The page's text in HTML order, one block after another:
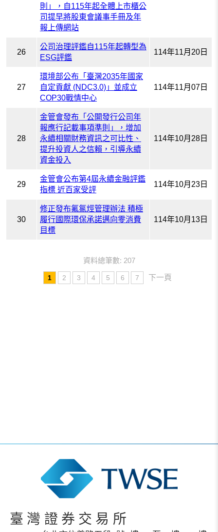
則」，自115年起全體上市櫃公
司提早將股東會議事手冊及年
報上傳網站
26
公司治理評鑑自115年起轉型為
ESG評鑑
114年11月20日
27
環境部公布「臺灣2035年國家
自定貢獻 (NDC3.0)」並成立
COP30戰情中心
114年11月07日
28
金管會發布「公開發行公司年
報應行記載事項準則」，增加
永續相關財務資訊之可比性、
提升投資人之信賴，引導永續
資金投入
114年10月28日
29
金管會公布第4屆永續金融評鑑
指標 近百家受評
114年10月23日
30
修正發布氟氯烴管理辦法 積極
履行國際環保承諾邁向零消費
目標
114年10月13日
資料總筆數: 207
1 2 3 4 5 6 7 下一頁
臺灣證券交易所